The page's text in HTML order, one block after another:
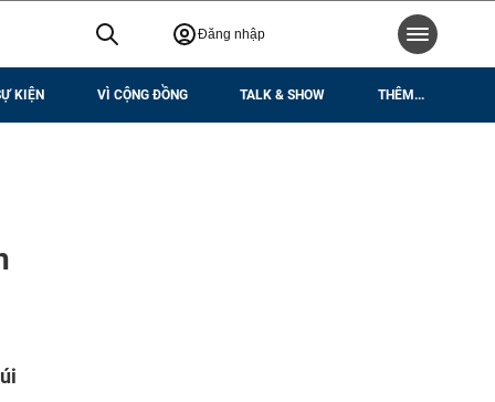
Đăng nhập
KIỆN VÌ CỘNG ĐỒNG TALK & SHOW THÊM...